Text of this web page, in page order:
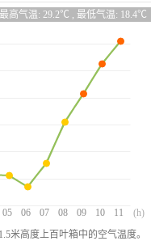
最高气温: 29.2℃ , 最低气温: 18.4℃
05 06 07 08 09 10 11 (h)
米高度上百叶箱中的空气温度。